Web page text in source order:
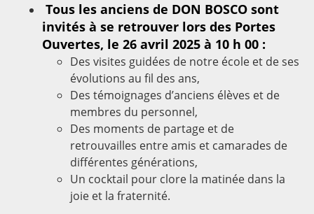
Tous les anciens de DON BOSCO sont
invités à se retrouver lors des Portes
Ouvertes, le 26 avril 2025 à 10 h 00 :
Des visites guidées de notre école et de ses
évolutions au fil des ans,
Des témoignages d’anciens élèves et de
membres du personnel,
Des moments de partage et de
retrouvailles entre amis et camarades de
différentes générations,
Un cocktail pour clore la matinée dans la
joie et la fraternité.